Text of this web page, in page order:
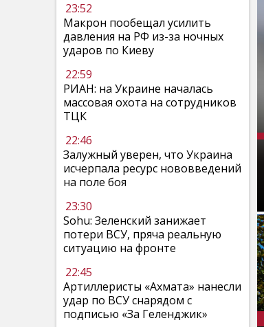
23:52
Макрон пообещал усилить
давления на РФ из-за ночных
ударов по Киеву
22:59
РИАН: на Украине началась
массовая охота на сотрудников
ТЦК
22:46
Залужный уверен, что Украина
исчерпала ресурс нововведений
на поле боя
23:30
Sohu: Зеленский занижает
потери ВСУ, пряча реальную
ситуацию на фронте
22:45
Артиллеристы «Ахмата» нанесли
удар по ВСУ снарядом с
подписью «За Геленджик»